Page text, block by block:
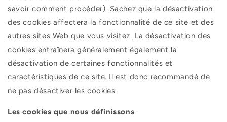
savoir comment procéder). Sachez que la désactivation
des cookies affectera la fonctionnalité de ce site et des
autres sites Web que vous visitez. La désactivation des
cookies entraînera généralement également la
désactivation de certaines fonctionnalités et
caractéristiques de ce site. Il est donc recommandé de
ne pas désactiver les cookies.
Les cookies que nous définissons